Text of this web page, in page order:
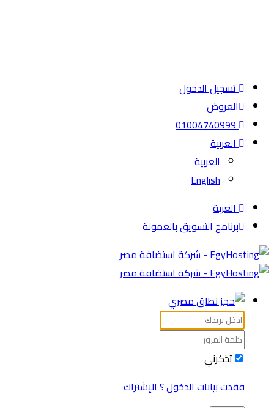
تسجيل الدخول
العروض
01004740999
العربية
العربية
English
العربة
برنامج التسويق بالعمولة
تذكرني
فقدت بيانات الدخول ؟الإشتراك